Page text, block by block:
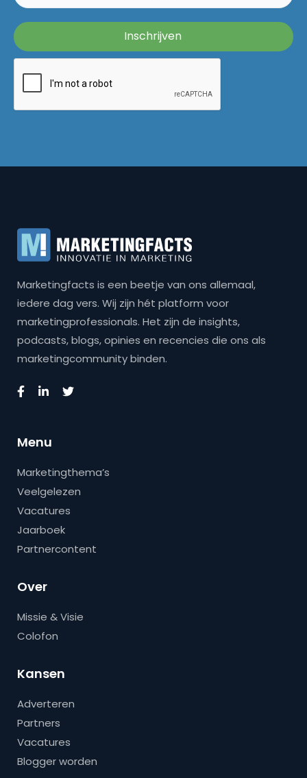
Marketingfacts is een beetje van ons allemaal,
iedere dag vers. Wij zijn hét platform voor
marketingprofessionals. Het zijn de insights,
podcasts, blogs, opinies en recencies die ons als
marketingcommunity binden.
Menu
Marketingthema’s
Veelgelezen
Vacatures
Jaarboek
Partnercontent
Over
Missie & Visie
Colofon
Kansen
Adverteren
Partners
Vacatures
Blogger worden